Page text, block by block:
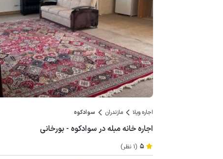
اجاره ویلا مازندران سوادکوه
اجاره خانه مبله در سوادکوه - بورخانی
5 (1 نظر)